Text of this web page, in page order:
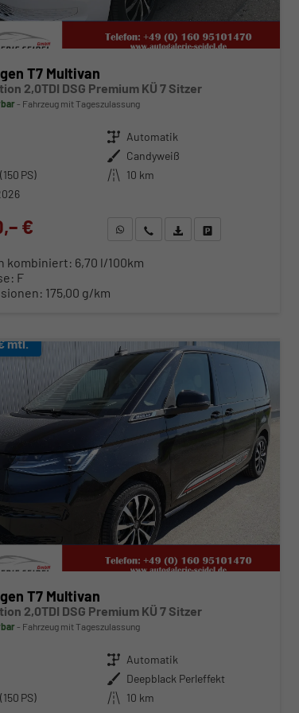
T7 Multivan
2,0TDI DSG Premium KÜ 7 Sitzer
Fahrzeug mit Tageszulassung
Getriebe Automatik
Außenfarbe Candyweiß
PS) Kilometerstand 10 km
€ WhatsApp anfragen
Wir rufen Sie anFahrzeugexposé (PDF)
Fahrzeug parken
kombiniert: 6,70 l/100km
F
175,00 g/km
mtl.
T7 Multivan
2,0TDI DSG Premium KÜ 7 Sitzer
Fahrzeug mit Tageszulassung
Getriebe Automatik
Außenfarbe Deepblack Perleffekt
PS) Kilometerstand 10 km